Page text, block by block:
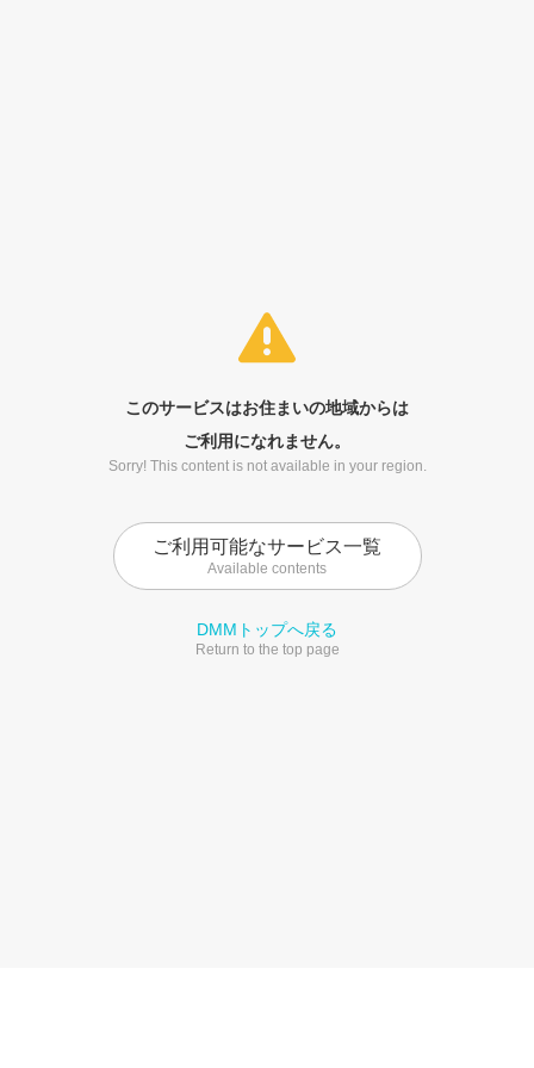
このサービスはお住まいの地域からは
ご利用になれません。
Sorry! This content is not available in your region.
ご利用可能なサービス一覧
Available contents
DMMトップへ戻る
Return to the top page